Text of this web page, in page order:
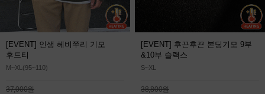
[EVENT] 인생 헤비쭈리 기모
후드티
M~XL(95~110)
37,000원
[EVENT] 후끈후끈 본딩기모 9부
&10부 슬랙스
S~XL
38,800원